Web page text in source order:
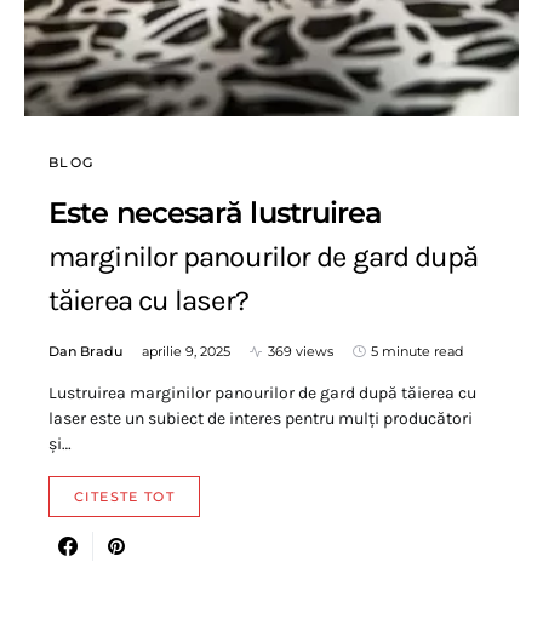
BLOG
Este necesară lustruirea
marginilor panourilor de gard după
tăierea cu laser?
Dan Bradu aprilie 9, 2025 369 views 5 minute read
Lustruirea marginilor panourilor de gard după tăierea cu
laser este un subiect de interes pentru mulți producători
și…
CITESTE TOT